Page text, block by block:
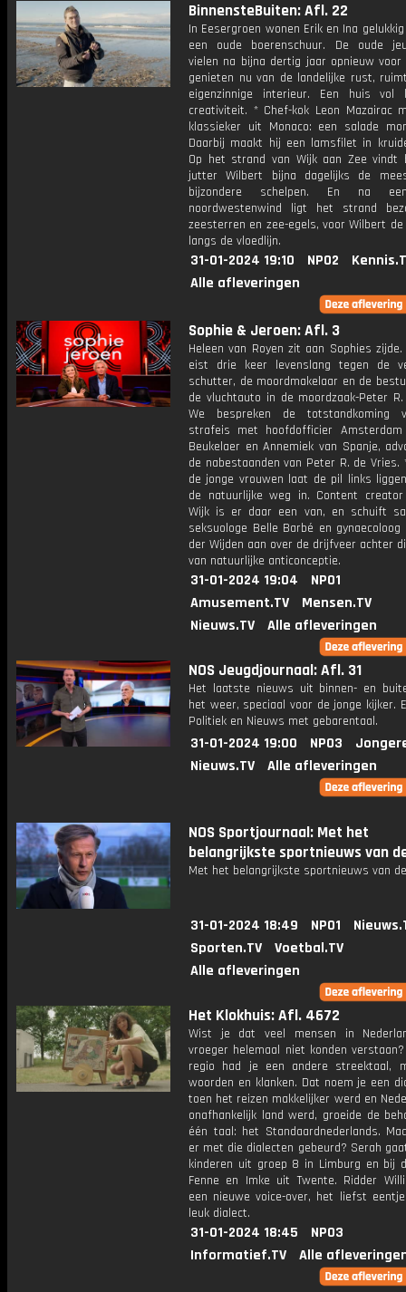
BinnensteBuiten: Afl. 22
In Eesergroen wonen Erik en Ina
een oude boerenschuur. De oude
vielen na bijna dertig jaar opnieuw voor
genieten nu van de landelijke rust,
eigenzinnige interieur. Een huis vol
creativiteit. * Chef-kok Leon Mazairac
klassieker uit Monaco: een salade
Daarbij maakt hij een lamsfilet in
Op het strand van Wijk aan Zee vindt
jutter Wilbert bijna dagelijks de
bijzondere schelpen. En na
noordwestenwind ligt het strand
zeesterren en zee-egels, voor Wilbert
langs de vloedlijn.
31-01-2024 19:10 NPO2
Alle afleveringen
Sophie & Jeroen: Afl. 3
Heleen van Royen zit aan Sophies
eist drie keer levenslang tegen de
schutter, de moordmakelaar en de
de vluchtauto in de moordzaak-Peter
We bespreken de totstandkoming
strafeis met hoofdofficier
Beukelaer en Annemiek van Spanje,
de nabestaanden van Peter R. de Vries.
de jonge vrouwen laat de pil links
de natuurlijke weg in. Content
Wijk is er daar een van, en schuift
seksuologe Belle Barbé en gynaecoloog
der Wijden aan over de drijfveer achter
van natuurlijke anticonceptie.
31-01-2024 19:04
NPO1
Amusement.TV
Mensen.TV
Nieuws.TV
Alle afleveringen
NOS Jeugdjournaal: Afl. 31
Het laatste nieuws uit binnen- en
het weer, speciaal voor de jonge kijker.
Politiek en Nieuws met gebarentaal.
31-01-2024 19:00 NPO3
Nieuws.TV
Alle afleveringen
NOS Sportjournaal: Met het
belangrijkste sportnieuws van
Met het belangrijkste sportnieuws van
31-01-2024 18:49 NPO1
Sporten.TV
Voetbal.TV
Alle afleveringen
Het Klokhuis: Afl. 4672
Wist je dat veel mensen in
vroeger helemaal niet konden
regio had je een andere streektaal,
woorden en klanken. Dat noem je een
toen het reizen makkelijker werd en
onafhankelijk land werd, groeide de
één taal: het Standaardnederlands.
er met die dialecten gebeurd? Serah
kinderen uit groep 8 in Limburg en bij
Fenne en Imke uit Twente. Ridder
een nieuwe voice-over, het liefst
leuk dialect.
31-01-2024 18:45
NPO3
Informatief.TV
Alle